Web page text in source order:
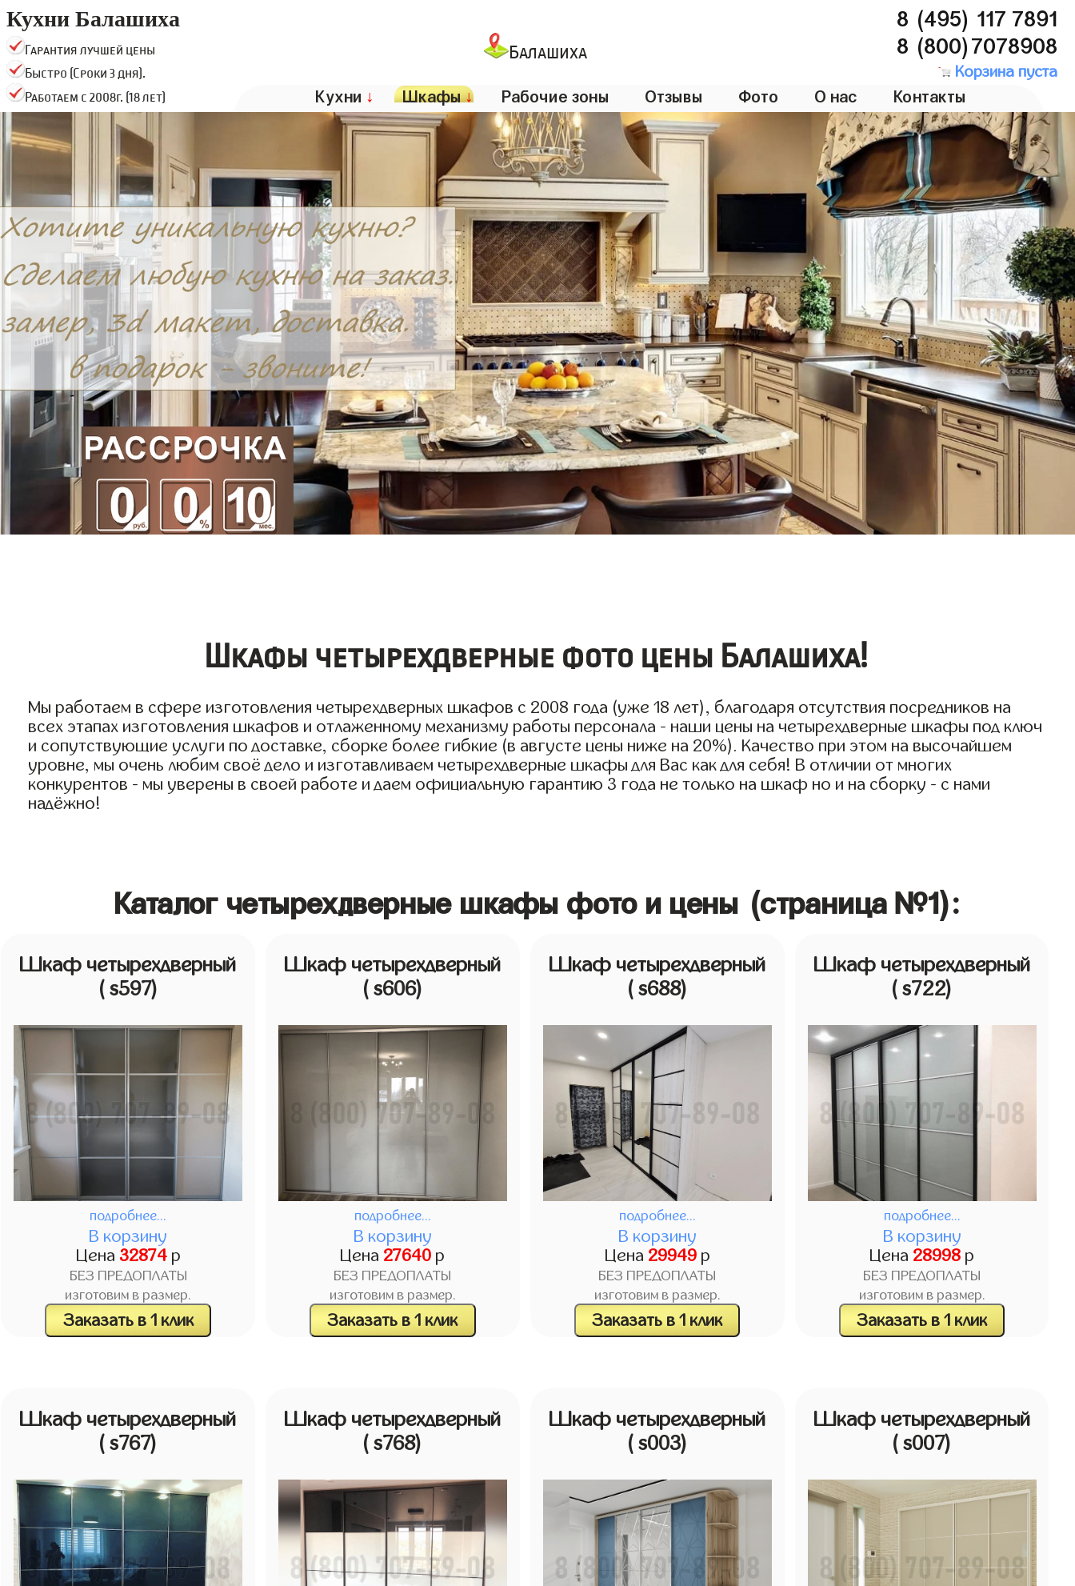
Кухни Балашиха
Гарантия лучшей цены
Быстро (Сроки 3 дня).
Работаем с 2008г. (18 лет)
Балашиха
8 (495) 117 7891
8 (800)7078908
Корзина пуста
Кухни ↓ Шкафы↓ Рабочие зоны Отзывы Фото О нас Контакты
Шкафы четырехдверные фото цены Балашиха!
Мы работаем в сфере изготовления четырехдверных шкафов с 2008 года (уже 18 лет), благодаря отсутствия посредников на
всех этапах изготовления шкафов и отлаженному механизму работы персонала - наши цены на четырехдверные шкафы под ключ
и сопутствующие услуги по доставке, сборке более гибкие (в августе цены ниже на 20%). Качество при этом на высочайшем
уровне, мы очень любим своё дело и изготавливаем четырехдверные шкафы для Вас как для себя! В отличии от многих
конкурентов - мы уверены в своей работе и даем официальную гарантию 3 года не только на шкаф но и на сборку - с нами
надёжно!
Каталог четырехдверные шкафы фото и цены (страница №1):
Шкаф четырехдверный
( s597)
подробнее...
В корзину
Цена 32874р
БЕЗ ПРЕДОПЛАТЫ
изготовим в размер.
Заказать в 1 клик
Шкаф четырехдверный
( s606)
подробнее...
В корзину
Цена 27640 р
БЕЗ ПРЕДОПЛАТЫ
изготовим в размер.
Заказать в 1 клик
Шкаф четырехдверный
( s688)
подробнее...
В корзину
Цена 29949р
БЕЗ ПРЕДОПЛАТЫ
изготовим в размер.
Заказать в 1 клик
Шкаф четырехдверный
( s722)
подробнее...
В корзину
Цена 28998 р
БЕЗ ПРЕДОПЛАТЫ
изготовим в размер.
Заказать в 1 клик
Шкаф четырехдверный
( s767)
Шкаф четырехдверный
( s768)
Шкаф четырехдверный
( s003)
Шкаф четырехдверный
( s007)